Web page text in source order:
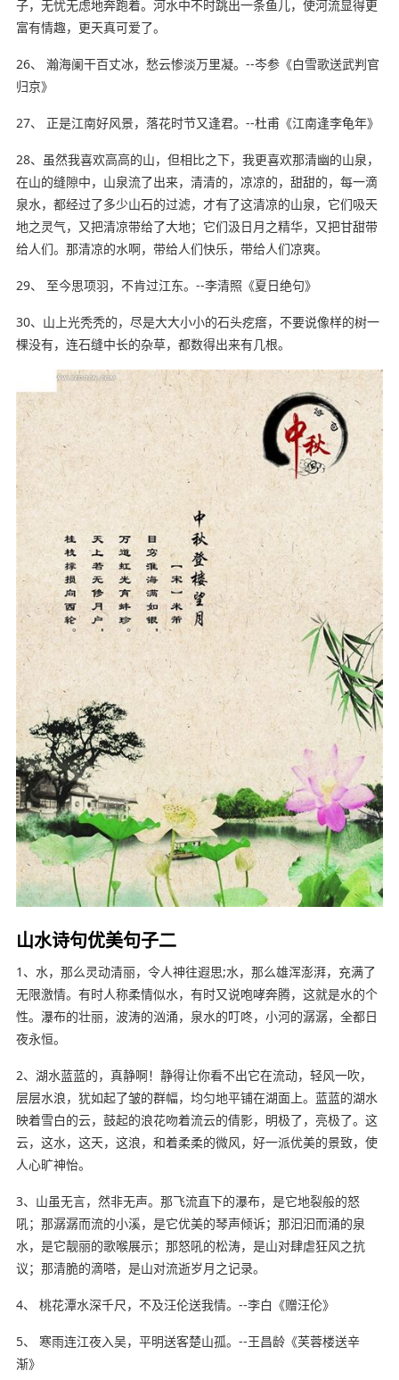
子，无忧无虑地奔跑着。河水中不时跳出一条鱼儿，使河流显得更
富有情趣，更天真可爱了。
26、 瀚海阑干百丈冰，愁云惨淡万里凝。--岑参《白雪歌送武判官
归京》
27、 正是江南好风景，落花时节又逢君。--杜甫《江南逢李龟年》
28、虽然我喜欢高高的山，但相比之下，我更喜欢那清幽的山泉，
在山的缝隙中，山泉流了出来，清清的，凉凉的，甜甜的，每一滴
泉水，都经过了多少山石的过滤，才有了这清凉的山泉，它们吸天
地之灵气，又把清凉带给了大地；它们汲日月之精华，又把甘甜带
给人们。那清凉的水啊，带给人们快乐，带给人们凉爽。
29、 至今思项羽，不肯过江东。--李清照《夏日绝句》
30、山上光秃秃的，尽是大大小小的石头疙瘩，不要说像样的树一
棵没有，连石缝中长的杂草，都数得出来有几根。
山水诗句优美句子二
1、水，那么灵动清丽，令人神往遐思;水，那么雄浑澎湃，充满了
无限激情。有时人称柔情似水，有时又说咆哮奔腾，这就是水的个
性。瀑布的壮丽，波涛的汹涌，泉水的叮咚，小河的潺潺，全都日
夜永恒。
2、湖水蓝蓝的，真静啊！静得让你看不出它在流动，轻风一吹，
层层水浪，犹如起了皱的群幅，均匀地平铺在湖面上。蓝蓝的湖水
映着雪白的云，鼓起的浪花吻着流云的倩影，明极了，亮极了。这
云，这水，这天，这浪，和着柔柔的微风，好一派优美的景致，使
人心旷神怡。
3、山虽无言，然非无声。那飞流直下的瀑布，是它地裂般的怒
吼；那潺潺而流的小溪，是它优美的琴声倾诉；那汩汩而涌的泉
水，是它靓丽的歌喉展示；那怒吼的松涛，是山对肆虐狂风之抗
议；那清脆的滴嗒，是山对流逝岁月之记录。
4、 桃花潭水深千尺，不及汪伦送我情。--李白《赠汪伦》
5、 寒雨连江夜入吴，平明送客楚山孤。--王昌龄《芙蓉楼送辛
渐》